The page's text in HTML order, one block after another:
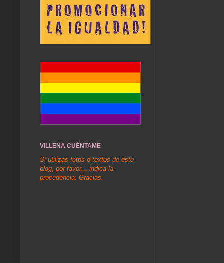
VILLENA CUÉNTAME
Si utilizas fotos o textos de este
blog, por favor... indica la
procedencia. Gracias.